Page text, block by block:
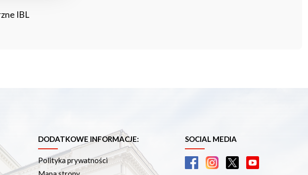
IBL
DODATKOWE INFORMACJE:
Polityka prywatności
SOCIAL MEDIA